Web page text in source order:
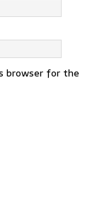
browser for the